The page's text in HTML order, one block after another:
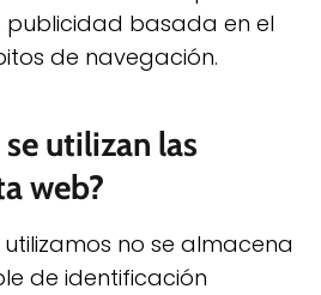
basada en el
de navegación.
utilizan las
web?
utilizamos no se almacena
de identificación